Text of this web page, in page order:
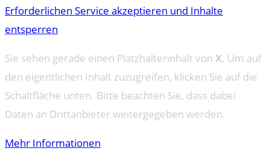
Erforderlichen Service akzeptieren und Inhalte
entsperren
Sie sehen gerade einen Platzhalterinhalt von X. Um auf
den eigentlichen Inhalt zuzugreifen, klicken Sie auf die
Schaltfläche unten. Bitte beachten Sie, dass dabei
Daten an Drittanbieter weitergegeben werden.
Mehr Informationen